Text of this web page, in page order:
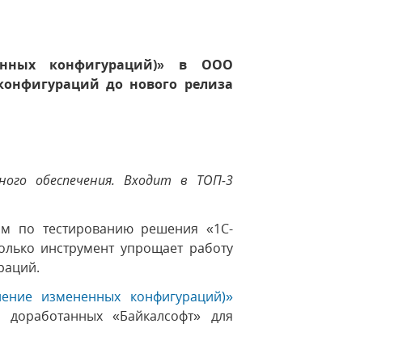
конфигураций)» в ООО
до нового релиза
обеспечения. Входит в ТОП-3
по тестированию решения «1С-
инструмент упрощает работу
измененных конфигураций)»
«Байкалсофт» для